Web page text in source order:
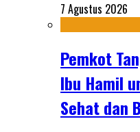
7 Agustus 2026
Pemkot
Ibu Hamil
Sehat dan